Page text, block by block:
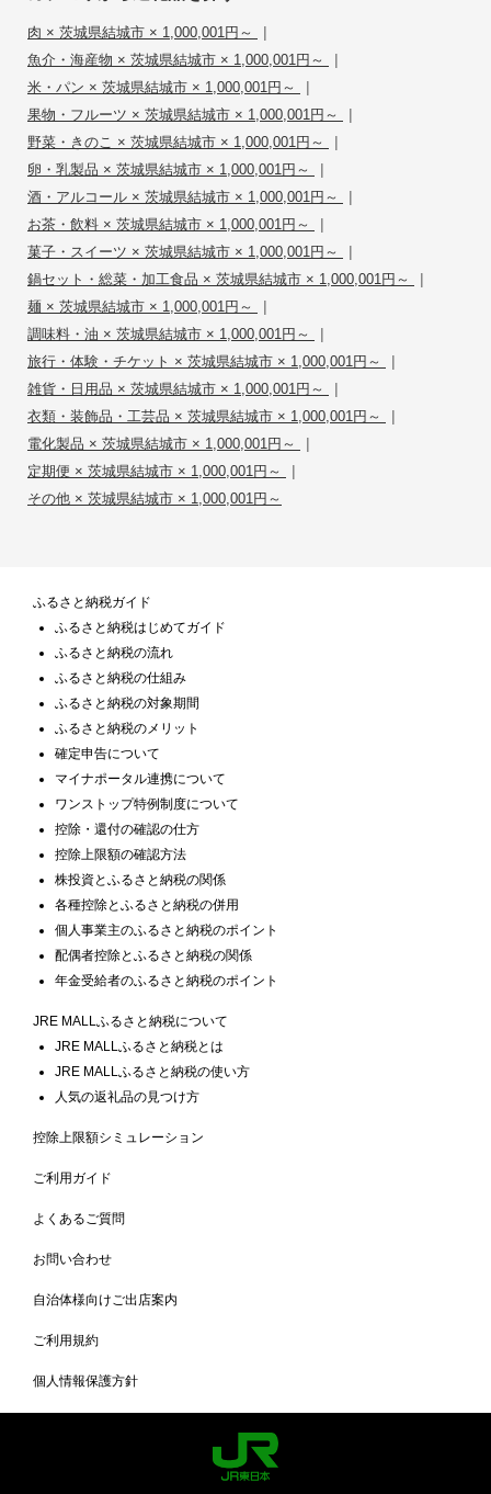
肉 × 茨城県結城市 × 1,000,001円～ |
魚介・海産物 × 茨城県結城市 × 1,000,001円～ |
米・パン × 茨城県結城市 × 1,000,001円～ |
果物・フルーツ × 茨城県結城市 × 1,000,001円～ |
野菜・きのこ × 茨城県結城市 × 1,000,001円～ |
卵・乳製品 × 茨城県結城市 × 1,000,001円～ |
酒・アルコール × 茨城県結城市 × 1,000,001円～ |
お茶・飲料 × 茨城県結城市 × 1,000,001円～ |
菓子・スイーツ × 茨城県結城市 × 1,000,001円～ |
鍋セット・総菜・加工食品 × 茨城県結城市 × 1,000,001円～ |
麺 × 茨城県結城市 × 1,000,001円～ |
調味料・油 × 茨城県結城市 × 1,000,001円～ |
旅行・体験・チケット × 茨城県結城市 × 1,000,001円～ |
雑貨・日用品 × 茨城県結城市 × 1,000,001円～ |
衣類・装飾品・工芸品 × 茨城県結城市 × 1,000,001円～ |
電化製品 × 茨城県結城市 × 1,000,001円～ |
定期便 × 茨城県結城市 × 1,000,001円～ |
その他 × 茨城県結城市 × 1,000,001円～
ふるさと納税ガイド
ふるさと納税はじめてガイド
ふるさと納税の流れ
ふるさと納税の仕組み
ふるさと納税の対象期間
ふるさと納税のメリット
確定申告について
マイナポータル連携について
ワンストップ特例制度について
控除・還付の確認の仕方
控除上限額の確認方法
株投資とふるさと納税の関係
各種控除とふるさと納税の併用
個人事業主のふるさと納税のポイント
配偶者控除とふるさと納税の関係
年金受給者のふるさと納税のポイント
JRE MALLふるさと納税について
JRE MALLふるさと納税とは
JRE MALLふるさと納税の使い方
人気の返礼品の見つけ方
控除上限額シミュレーション
ご利用ガイド
よくあるご質問
お問い合わせ
自治体様向けご出店案内
ご利用規約
個人情報保護方針